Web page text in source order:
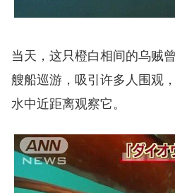
当天，这只橙白相间的乌贼
艘船巡游，吸引许多人围观
水中近距离观察它。